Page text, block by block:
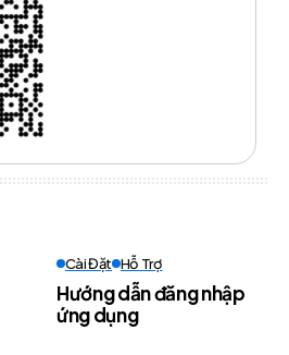
Cài Đặt Hỗ Trợ
Hướng dẫn đăng nhập
ứng dụng